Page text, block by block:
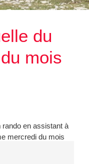
du
mois
en assistant à
mercredi du mois